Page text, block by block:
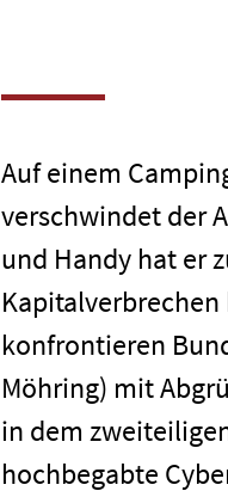
Auf einem
verschwindet der
und Handy hat er
konfrontieren
Möhring) mit
in dem zweiteiligen
hochbegabte